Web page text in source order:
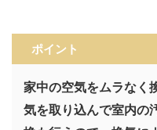
ポイント
家中の空気をムラなく
気を取り込んで室内の